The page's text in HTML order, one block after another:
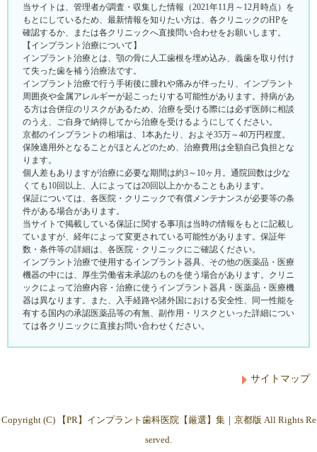
当サイトは、管理者が調査・収集した情報（2021年11月～12月時点）を
もとにしているため、最新情報を知りたい方は、各クリニックのHPを
確認するか、または各クリニックへ直接問い合わせをお願いします。
【インプラント治療について】
インプラント治療とは、顎の骨に人工歯根を埋め込み、義歯を取り付け
て失った歯を補う治療法です。
インプラント治療で行う手術後に腫れや痛みが伴ったり、インプラント
周囲炎や金属アレルギーが起こったりする可能性があります。持病があ
る方は合併症のリスクがあるため、治療を受ける際には必ず医師に相談
のうえ、ご自身で納得してから治療を受けるようにしてください。
京都のインプラントの相場は、1本あたり、およそ35万～40万円程度。
保険適用外となることがほとんどのため、治療費用は全額自己負担とな
ります。
個人差もありますが治療に必要な期間は約3～10ヶ月。通院回数は少な
くても10回以上、人によっては20回以上かかることもあります。
保証については、各医院・クリニックで有償メンテナンスが必要等の条
件がある場合があります。
当サイトで掲載している保証に関する事項は当時の情報をもとに記載し
ていますが、経年によって変更されている可能性があります。保証年
数・条件等の詳細は、各医院・クリニックにご確認ください。
インプラント治療で使用するインプラント器具、その他の医薬品・医療
機器の中には、厚生労働省未承認のものを使う場合があります。クリニ
ックによって治療内容・治療に使うインプラント器具・医薬品・医療機
器は異なります。また、入手経路や諸外国における安全性、同一性能を
有する国内の承認医薬品等の有無、副作用・リスクといった詳細につい
ては各クリニックに直接お問い合わせください。
サイトマップ
Copyright (C) インプラント歯科医院【厳選】集｜京都版 All Rights Re
served.